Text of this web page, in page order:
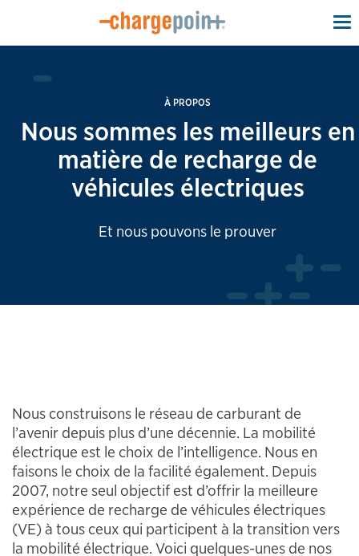
À PROPOS
Nous sommes les meilleurs en
matière de recharge de
véhicules électriques
Et nous pouvons le prouver
Nous construisons le réseau de carburant de
l’avenir depuis plus d’une décennie. La mobilité
électrique est le choix de l’intelligence. Nous en
faisons le choix de la facilité également. Depuis
2007, notre seul objectif est d’offrir la meilleure
expérience de recharge de véhicules électriques
(VE) à tous ceux qui participent à la transition vers
la mobilité électrique. Voici quelques-unes de nos